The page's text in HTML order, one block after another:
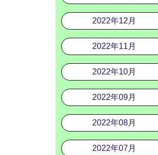
2022年12月
2022年11月
2022年10月
2022年09月
2022年08月
2022年07月